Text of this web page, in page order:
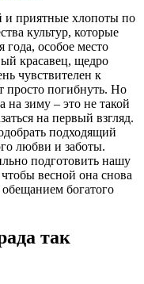
и приятные хлопоты по
культур, которые
особое место
красавец, щедро
чувствителен к
просто погибнуть. Но
на зиму – это не такой
на первый взгляд.
подходящий
любви и заботы.
подготовить нашу
весной она снова
богатого
так